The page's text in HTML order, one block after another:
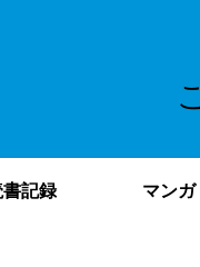
書記録 マンガ